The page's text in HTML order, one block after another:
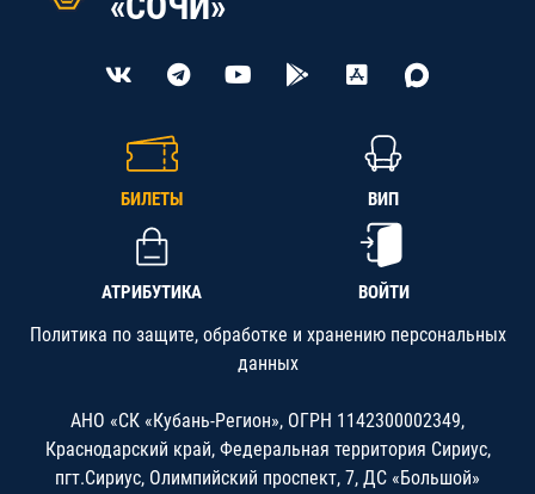
БИЛЕТЫ ВИП
АТРИБУТИКА ВОЙТИ
Политика по защите, обработке и хранению персональных
данных
АНО «СК «Кубань-Регион», ОГРН 1142300002349,
Краснодарский край, Федеральная территория Сириус,
пгт.Сириус, Олимпийский проспект, 7, ДС «Большой»